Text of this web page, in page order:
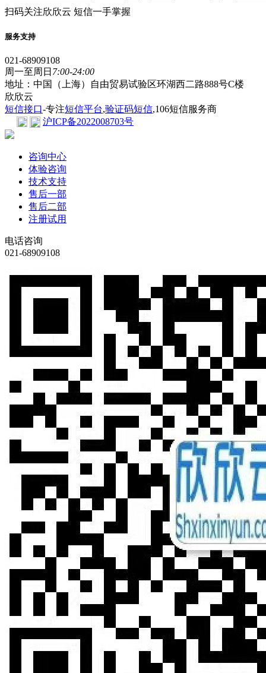
扫码关注欣欣云 短信一手掌握
服务支持
021-68909108
周一至周日 7:00-24:00
地址：中国（上海）自由贸易试验区环湖西二路888号C楼
欣欣云
短信接口-专注短信平台,验证码短信,106短信服务商
沪ICP备2022008703号
咨询中心
体验咨询
技术支持
售后一部
售后二部
注册试用
电话咨询
021-68909108